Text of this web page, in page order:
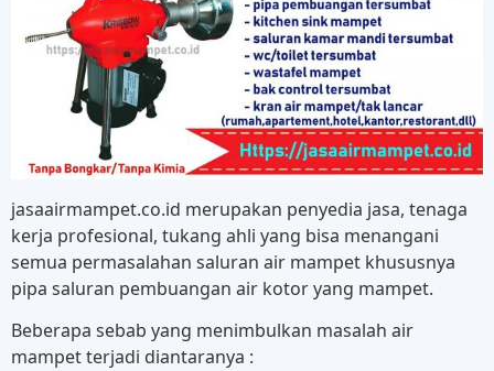
jasaairmampet.co.id merupakan penyedia jasa, tenaga
kerja profesional, tukang ahli yang bisa menangani
semua permasalahan saluran air mampet khususnya
pipa saluran pembuangan air kotor yang mampet.
Beberapa sebab yang menimbulkan masalah air
mampet terjadi diantaranya :